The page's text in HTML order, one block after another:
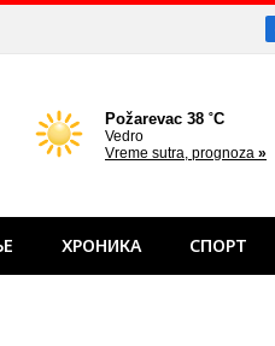
ХРОНИКА СПОРТ